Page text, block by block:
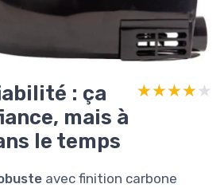
: ça
mais à
le temps
★★★★★
★★★★★
avec finition carbone